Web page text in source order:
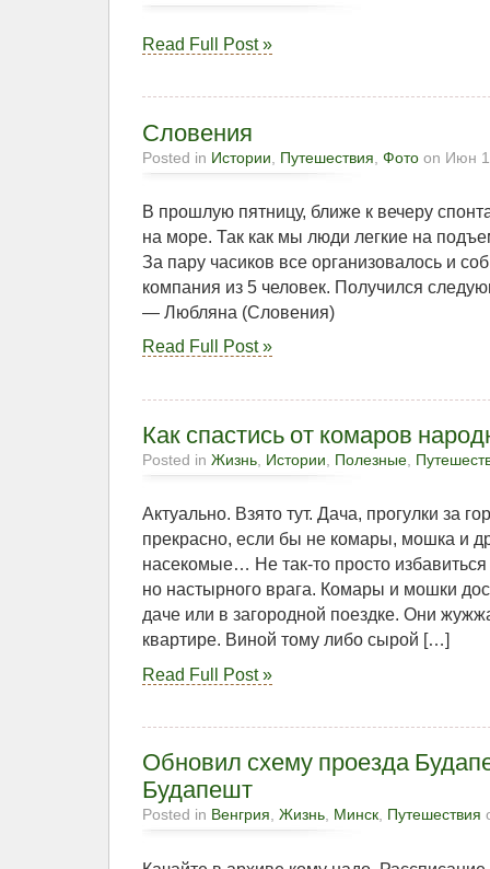
Read Full Post »
Словения
Posted in Истории Путешествия Фото on Июн
В прошлую пятницу, ближе к вечеру
на море. Так как мы люди легкие на
За пару часиков все организовалось и
компания из 5 человек. Получился
— Любляна (Словения)
Read Full Post »
Как спастись от комаров
Posted in Жизнь Истории Полезные
Актуально. Взято тут. Дача, прогулки за
прекрасно, если бы не комары, мошка и
насекомые… Не так-то просто
но настырного врага. Комары и мошки
даче или в загородной поездке. Они
квартире. Виной тому либо сырой […]
Read Full Post »
Обновил схему проезда
Будапешт
Posted in Венгрия, Жизнь, Минск, Путешествия